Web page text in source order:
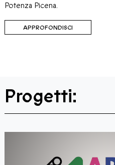
Potenza Picena.
APPROFONDISCI
Progetti: